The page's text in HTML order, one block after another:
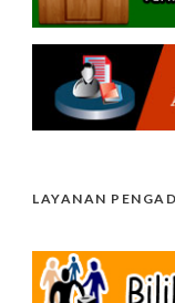
LAYANAN